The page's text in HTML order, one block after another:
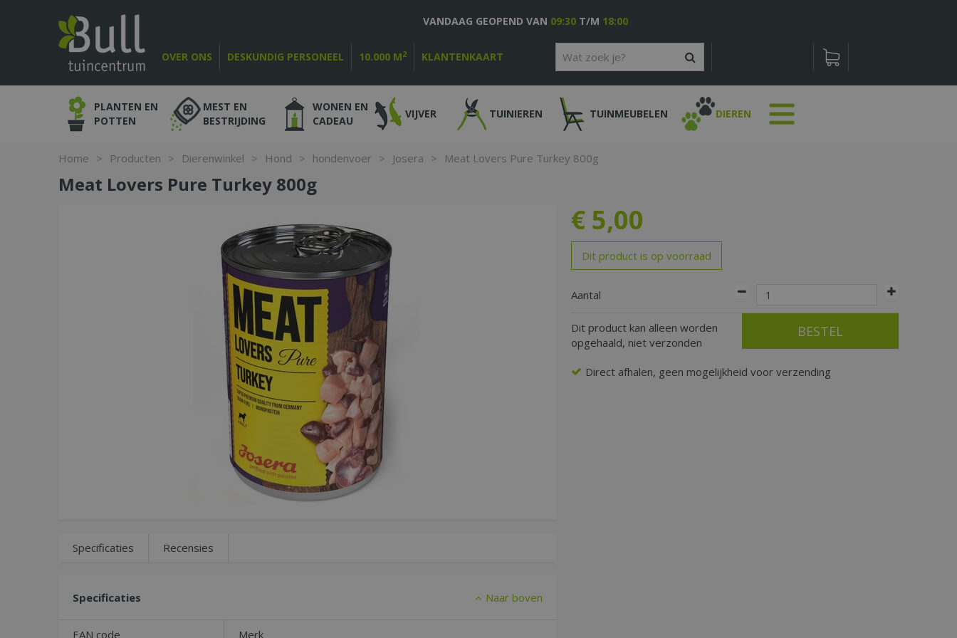
Home > Producten > Dierenwinkel > Hond > hondenvoer > Josera > Meat Lovers Pure Turkey 800g
OVER ONS DESKUNDIG PERSONEEL 10.000 M2 KLANTENKAART
VANDAAG GEOPEND VAN 09:30 T/M 18:00
PLANTEN EN
POTTEN
MEST EN
BESTRIJDING
WONEN EN
CADEAU
VIJVER TUINIEREN TUINMEUBELEN DIEREN
Meat Lovers Pure Turkey 800g
€ 5,00
Dit product is op voorraad
Aantal
Dit product kan alleen worden
opgehaald, niet verzonden
Direct afhalen, geen mogelijkheid voor verzending
Specificaties Recensies
Specificaties Naar boven
EAN code
Merk